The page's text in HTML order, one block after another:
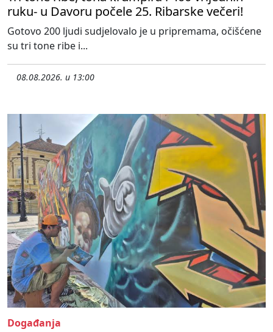
ruku- u Davoru počele 25. Ribarske večeri!
Gotovo 200 ljudi sudjelovalo je u pripremama, očišćene
su tri tone ribe i...
08.08.2026. u 13:00
Događanja